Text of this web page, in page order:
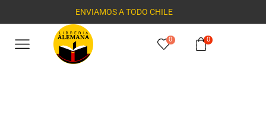
ENVIAMOS A TODO CHILE
0 0